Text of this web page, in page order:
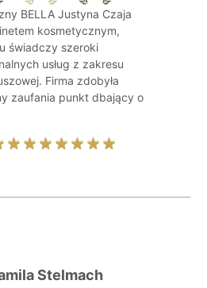
BELLA Justyna Czaja
kosmetycznym,
świadczy szeroki
usług z zakresu
Firma zdobyła
zaufania punkt dbający o
Stelmach